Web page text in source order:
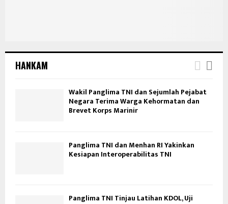
HANKAM
Wakil Panglima TNI dan Sejumlah Pejabat
Negara Terima Warga Kehormatan dan
Brevet Korps Marinir
Panglima TNI dan Menhan RI Yakinkan
Kesiapan Interoperabilitas TNI
Panglima TNI Tinjau Latihan KDOL, Uji